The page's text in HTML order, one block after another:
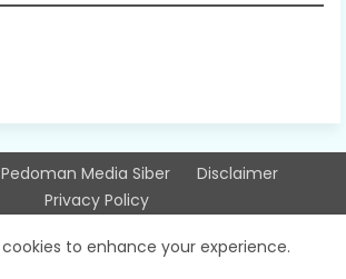
Pedoman Media Siber
Disclaimer
Privacy Policy
to enhance your experience.